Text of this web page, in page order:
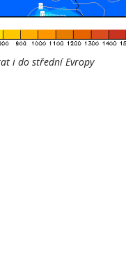
i do střední Evropy